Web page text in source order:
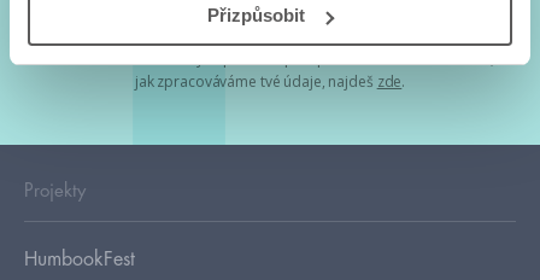
Přizpůsobit
Tvá e-mailová adresa je u nás v bezpečí. Přečti si
jak zpracováváme tvé údaje, najdeš zde.
Projekty
HumbookFest